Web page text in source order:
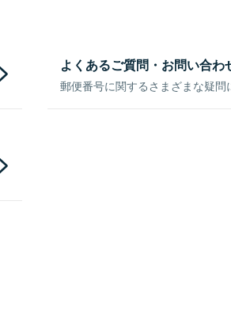
よくあるご質問・お問い合わ
郵便番号に関するさまざまな疑問